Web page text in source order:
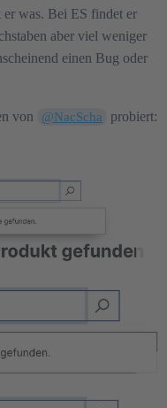
was. Bei ES findet er
aber viel weniger
einen Bug oder
von @NacScha probiert: